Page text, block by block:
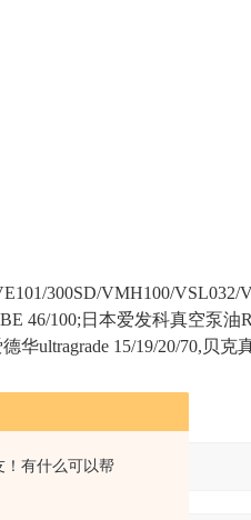
！有什么可以帮
300SD/VMH100/
46/100;日本爱发科真空泵油
华ultragrade 15/19/20/70,贝克